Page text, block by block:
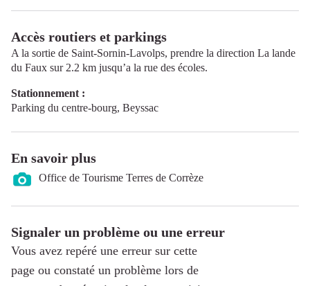
Accès routiers et parkings
A la sortie de Saint-Sornin-Lavolps, prendre la direction La lande
du Faux sur 2.2 km jusqu’a la rue des écoles.
Stationnement :
Parking du centre-bourg, Beyssac
En savoir plus
Office de Tourisme Terres de Corrèze
Signaler un problème ou une erreur
Vous avez repéré une erreur sur cette
page ou constaté un problème lors de